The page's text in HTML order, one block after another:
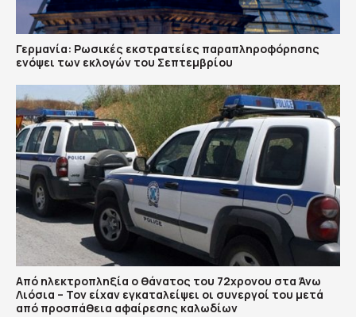
Γερμανία: Ρωσικές εκστρατείες παραπληροφόρησης
ενόψει των εκλογών του Σεπτεμβρίου
Από ηλεκτροπληξία ο θάνατος του 72χρονου στα Άνω
Λιόσια – Τον είχαν εγκαταλείψει οι συνεργοί του μετά
από προσπάθεια αφαίρεσης καλωδίων